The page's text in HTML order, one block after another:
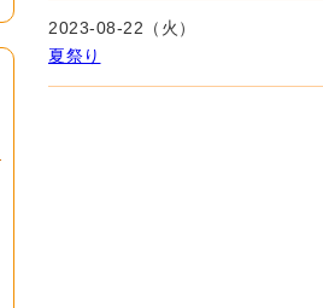
2023-08-22（火）
夏祭り